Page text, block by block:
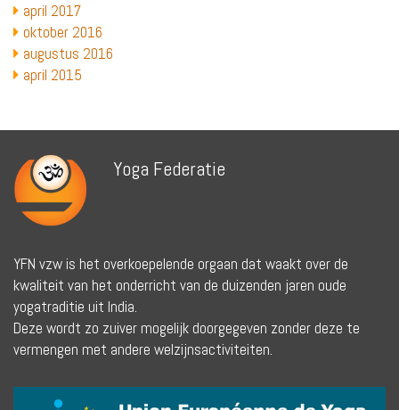
april 2017
oktober 2016
augustus 2016
april 2015
Yoga Federatie
YFN vzw is het overkoepelende orgaan dat waakt over de
kwaliteit van het onderricht van de duizenden jaren oude
yogatraditie uit India.
Deze wordt zo zuiver mogelijk doorgegeven zonder deze te
vermengen met andere welzijnsactiviteiten.